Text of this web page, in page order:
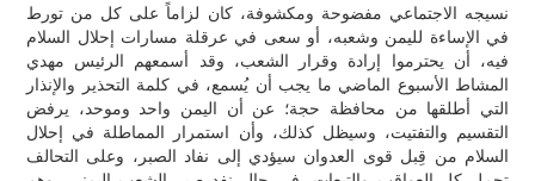
نسيجه الاجتماعي مفضوحة ومكشوفة، كان لزاماً على كل من تورط
في الإساءة لليمن وشعبه، أو سعى في عرقلة مسارات إحلال السلام
فيه، أن يحترموا إرادة وقرار الشعب، وقد أسمعهم الرئيس مهدي
المشاط الأسبوع الماضي ما يجب أن يُسمع، في كلمة التحذير والإنذار
التي أطلقها من محافظة حجة؛ عن أن اليمن واحد وموحد، يرفض
التقسيم والتفتيت، وسيظل كذلك، وأن استمرار المماطلة في إحلال
السلام من قِبل قوى العدوان سيؤدي إلى نفاد الصبر، وعلى التحالف